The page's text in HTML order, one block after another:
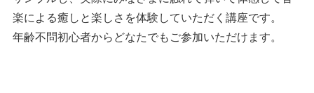
楽による癒しと楽しさを体験していただく講座です。
年齢不問初心者からどなたでもご参加いただけます。